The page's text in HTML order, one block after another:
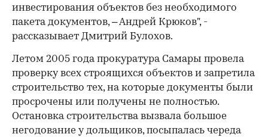
инвестирования объектов без необходимого
пакета документов, – Андрей Крюков", -
рассказывает Дмитрий Булохов.
Летом 2005 года прокуратура Самары провела
проверку всех строящихся объектов и запретила
строительство тех, на которые документы были
просрочены или получены не полностью.
Остановка строительства вызвала большое
негодование у дольщиков, посыпалась череда